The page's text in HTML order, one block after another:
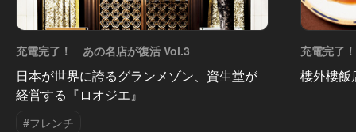
充電完了！ あの名店が復活 Vol.3
日本が世界に誇るグランメゾン、資生堂が
経営する『ロオジエ』
#フレンチ
充電完了
樓外樓飯